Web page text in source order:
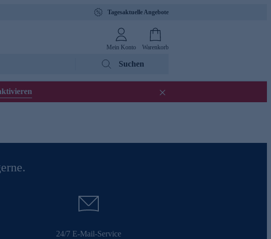
Tagesaktuelle Angebote
Mein Konto Warenkorb
Suchen
24/7 E-Mail-Service